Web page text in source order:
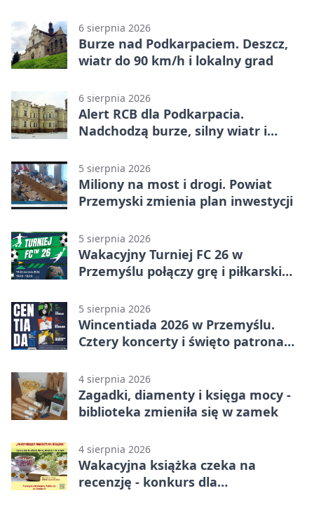
6 sierpnia 2026
Burze nad Podkarpaciem. Deszcz,
wiatr do 90 km/h i lokalny grad
6 sierpnia 2026
Alert RCB dla Podkarpacia.
Nadchodzą burze, silny wiatr i
5 sierpnia 2026
Miliony na most i drogi. Powiat
Przemyski zmienia plan inwestycji
5 sierpnia 2026
Wakacyjny Turniej FC 26 w
Przemyślu połączy grę i piłkarski
5 sierpnia 2026
Wincentiada 2026 w Przemyślu.
Cztery koncerty i święto patrona
4 sierpnia 2026
Zagadki, diamenty i księga mocy -
biblioteka zmieniła się w zamek
4 sierpnia 2026
Wakacyjna książka czeka na
recenzję - konkurs dla